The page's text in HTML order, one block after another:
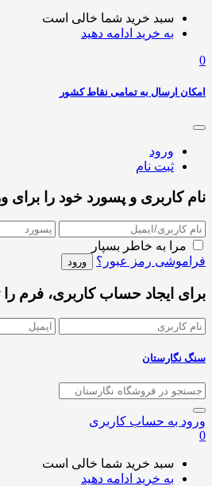
سبد خرید شما خالی است
به خرید ادامه دهید
0
امکان ارسال به تمامی نقاط کشور
ورود
ثبت نام
نام کاربری و پسورد خود را برای
مرا به خاطر بسپار
فراموشی رمز عبور؟
برای ایجاد حساب کاربری، فرم را
سنگ نگارستان
ورود به حساب کاربری
0
سبد خرید شما خالی است
به خرید ادامه دهید